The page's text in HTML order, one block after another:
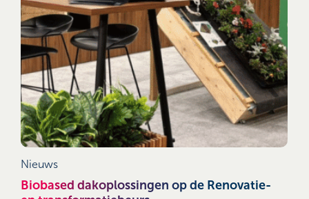
Nieuws
Biobased dakoplossingen op de Renovatie-